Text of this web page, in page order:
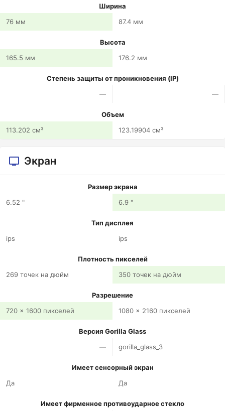
Ширина
76 мм
87.4 мм
Высота
165.5 мм
176.2 мм
Степень защиты от проникновения (IP)
—
—
Объем
113.202 см³
123.19904 см³
Экран
Размер экрана
6.52 "
6.9 "
Тип дисплея
ips
ips
Плотность пикселей
269 точек на дюйм
350 точек на дюйм
Разрешение
720 x 1600 пикселей
1080 x 2160 пикселей
Версия Gorilla Glass
—
gorilla_glass_3
Имеет сенсорный экран
Да
Да
Имеет фирменное противоударное стекло